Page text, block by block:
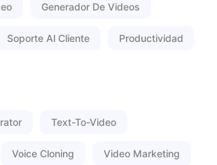
Generador De Videos
Soporte Al Cliente Productividad
Text-To-Video
Voice Cloning Video Marketing